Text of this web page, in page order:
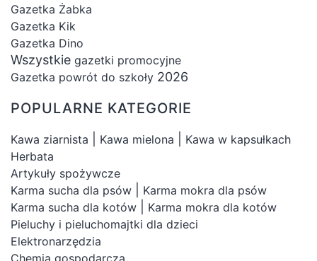
Gazetka Żabka
Gazetka Kik
Gazetka Dino
Wszystkie gazetki promocyjne
Gazetka powrót do szkoły 2026
POPULARNE KATEGORIE
Kawa ziarnista Kawa mielona
Kawa w kapsułkach
Herbata
Artykuły spożywcze
Karma sucha dla psów
Karma mokra dla psów
Karma sucha dla kotów
Karma mokra dla kotów
Pieluchy i pieluchomajtki dla dzieci
Elektronarzędzia
Chemia gospodarcza